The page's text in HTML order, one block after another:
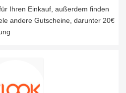
Ihren Einkauf, außerdem finden
andere Gutscheine, darunter 20€